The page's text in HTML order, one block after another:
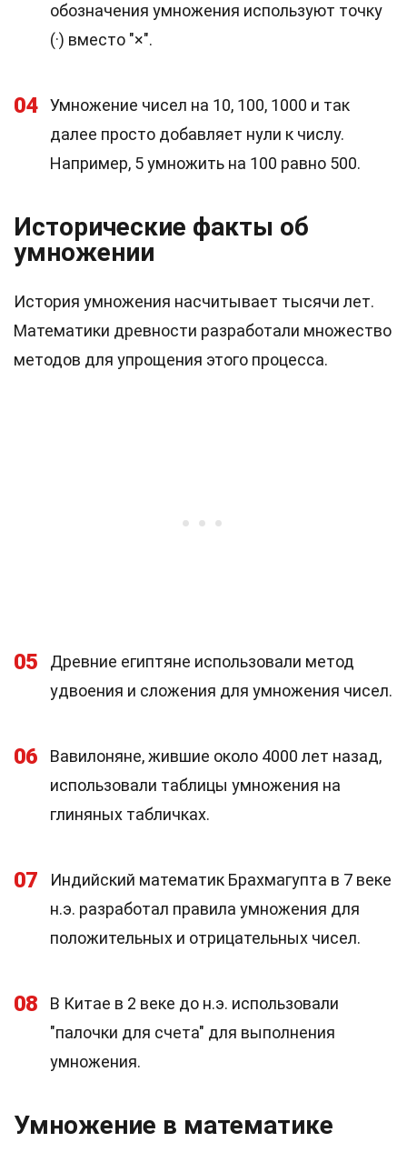
обозначения умножения используют точку
(·) вместо "×".
04
Умножение чисел на 10, 100, 1000 и так
далее просто добавляет нули к числу.
Например, 5 умножить на 100 равно 500.
Исторические факты об
умножении
История умножения насчитывает тысячи лет.
Математики древности разработали множество
методов для упрощения этого процесса.
05
Древние египтяне использовали метод
удвоения и сложения для умножения чисел.
06
Вавилоняне, жившие около 4000 лет назад,
использовали таблицы умножения на
глиняных табличках.
07
Индийский математик Брахмагупта в 7 веке
н.э. разработал правила умножения для
положительных и отрицательных чисел.
08
В Китае в 2 веке до н.э. использовали
"палочки для счета" для выполнения
умножения.
Умножение в математике